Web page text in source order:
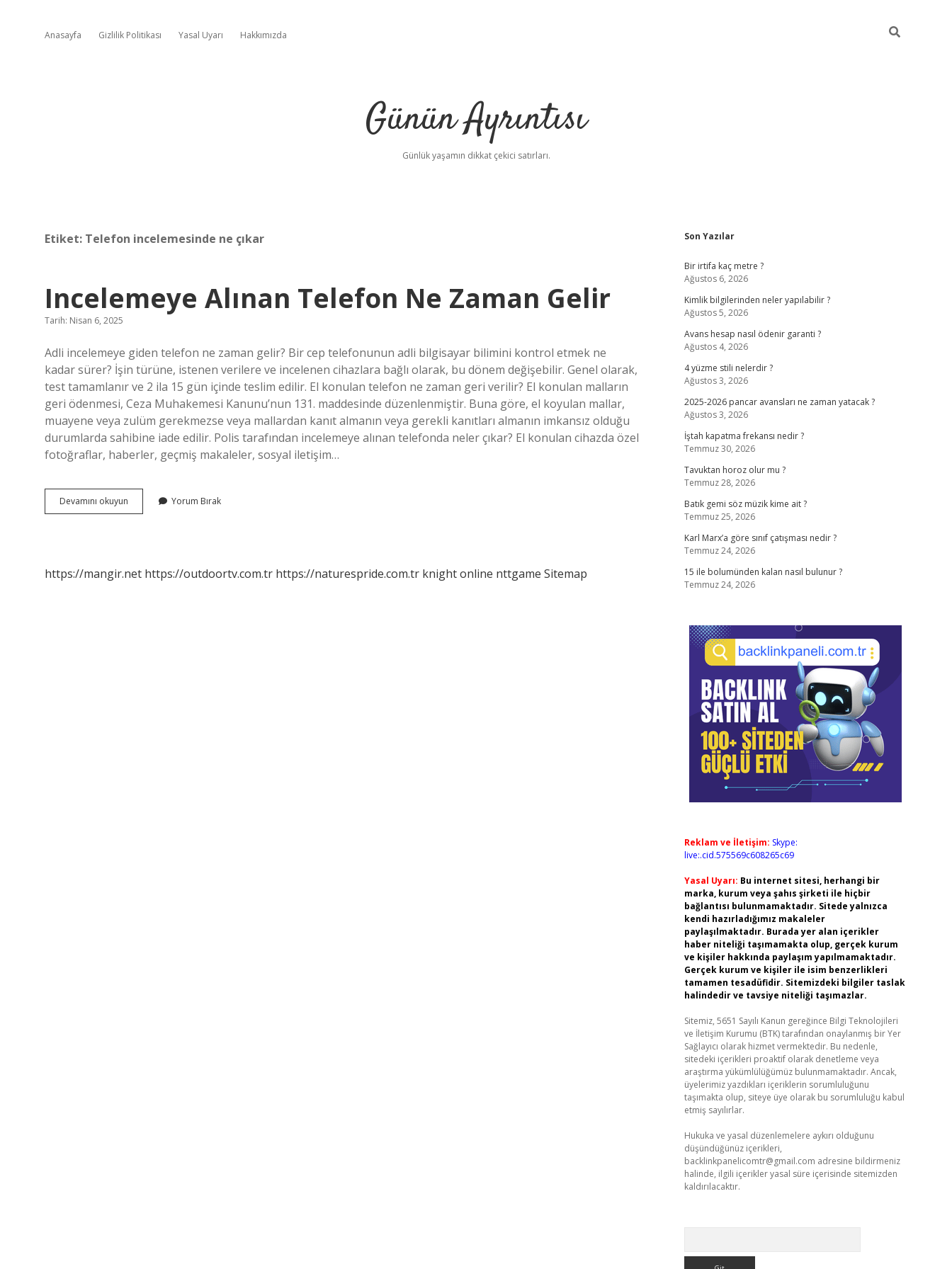
Anasayfa Gizlilik Politikası Yasal Uyarı Hakkımızda
Günün Ayrıntısı
Günlük yaşamın dikkat çekici satırları.
Etiket: Telefon incelemesinde ne çıkar
Incelemeye Alınan Telefon Ne Zaman Gelir
Tarih: Nisan 6, 2025
Adli incelemeye giden telefon ne zaman gelir? Bir cep telefonunun adli bilgisayar bilimini kontrol etmek ne
kadar sürer? İşin türüne, istenen verilere ve incelenen cihazlara bağlı olarak, bu dönem değişebilir. Genel olarak,
test tamamlanır ve 2 ila 15 gün içinde teslim edilir. El konulan telefon ne zaman geri verilir? El konulan malların
geri ödenmesi, Ceza Muhakemesi Kanunu’nun 131. maddesinde düzenlenmiştir. Buna göre, el koyulan mallar,
muayene veya zulüm gerekmezse veya mallardan kanıt almanın veya gerekli kanıtları almanın imkansız olduğu
durumlarda sahibine iade edilir. Polis tarafından incelemeye alınan telefonda neler çıkar? El konulan cihazda özel
fotoğraflar, haberler, geçmiş makaleler, sosyal iletişim…
Devamını okuyun Incelemeye
Alınan
Yorum Bırak
https://mangir.net https://outdoortv.com.tr https://naturespride.com.tr knight online nttgame Sitemap
Sidebar
Son Yazılar
Bir irtifa kaç metre ?
Ağustos 6, 2026
Kimlik bilgilerinden neler yapılabilir ?
Ağustos 5, 2026
Avans hesap nasıl ödenir garanti ?
Ağustos 4, 2026
4 yüzme stili nelerdir ?
Ağustos 3, 2026
2025-2026 pancar avansları ne zaman yatacak ?
Ağustos 3, 2026
İştah kapatma frekansı nedir ?
Temmuz 30, 2026
Tavuktan horoz olur mu ?
Temmuz 28, 2026
Batık gemi söz müzik kime ait ?
Temmuz 25, 2026
Karl Marx’a göre sınıf çatışması nedir ?
Temmuz 24, 2026
15 ile bolumünden kalan nasıl bulunur ?
Temmuz 24, 2026
Reklam ve İletişim: Skype:
live:.cid.575569c608265c69
Yasal Uyarı: Bu internet sitesi, herhangi bir
marka, kurum veya şahıs şirketi ile hiçbir
bağlantısı bulunmamaktadır. Sitede yalnızca
kendi hazırladığımız makaleler
paylaşılmaktadır. Burada yer alan içerikler
haber niteliği taşımamakta olup, gerçek kurum
ve kişiler hakkında paylaşım yapılmamaktadır.
Gerçek kurum ve kişiler ile isim benzerlikleri
tamamen tesadüfidir. Sitemizdeki bilgiler taslak
halindedir ve tavsiye niteliği taşımazlar.
Sitemiz, 5651 Sayılı Kanun gereğince Bilgi Teknolojileri
ve İletişim Kurumu (BTK) tarafından onaylanmış bir Yer
Sağlayıcı olarak hizmet vermektedir. Bu nedenle,
sitedeki içerikleri proaktif olarak denetleme veya
araştırma yükümlülüğümüz bulunmamaktadır. Ancak,
üyelerimiz yazdıkları içeriklerin sorumluluğunu
taşımakta olup, siteye üye olarak bu sorumluluğu kabul
etmiş sayılırlar.
Hukuka ve yasal düzenlemelere aykırı olduğunu
düşündüğünüz içerikleri,
backlinkpanelicomtr@gmail.com adresine bildirmeniz
halinde, ilgili içerikler yasal süre içerisinde sitemizden
kaldırılacaktır.